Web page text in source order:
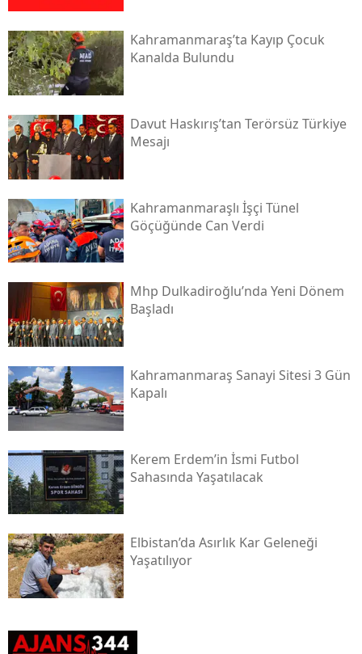
Kahramanmaraş’ta Kayıp Çocuk
Kanalda Bulundu
Davut Haskırış’tan Terörsüz Türkiye
Mesajı
Kahramanmaraşlı İşçi Tünel
Göçüğünde Can Verdi
Mhp Dulkadiroğlu’nda Yeni Dönem
Başladı
Kahramanmaraş Sanayi Sitesi 3 Gün
Kapalı
Kerem Erdem’in İsmi Futbol
Sahasında Yaşatılacak
Elbistan’da Asırlık Kar Geleneği
Yaşatılıyor